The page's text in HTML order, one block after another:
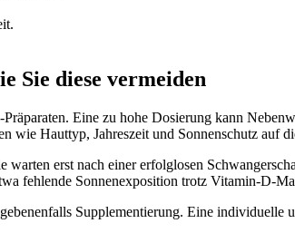
Sie diese vermeiden
Eine zu hohe Dosierung kann
wie Hauttyp, Jahreszeit und Sonnenschutz auf
erst nach einer erfolglosen
fehlende Sonnenexposition trotz Vitamin-D-
Supplementierung. Eine